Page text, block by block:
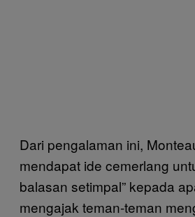
Dari pengalaman ini,
mendapat ide cemerlang
balasan setimpal” kepada
mengajak teman-teman